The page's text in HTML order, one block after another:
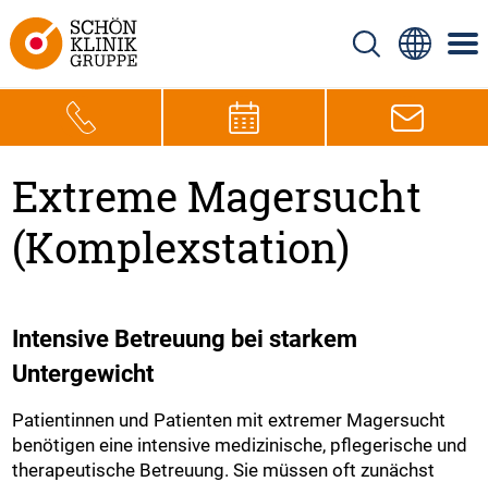
Extreme Magersucht
(Komplexstation)
Intensive Betreuung bei starkem
Untergewicht
Patientinnen und Patienten mit extremer Magersucht
benötigen eine intensive medizinische, pflegerische und
therapeutische Betreuung. Sie müssen oft zunächst